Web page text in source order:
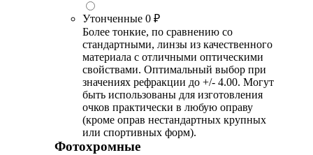
Утонченные 0 ₽
Более тонкие, по сравнению со
стандартными, линзы из качественного
материала с отличными оптическими
свойствами. Оптимальный выбор при
значениях рефракции до +/- 4.00. Могут
быть использованы для изготовления
очков практически в любую оправу
(кроме оправ нестандартных крупных
или спортивных форм).
Фотохромные